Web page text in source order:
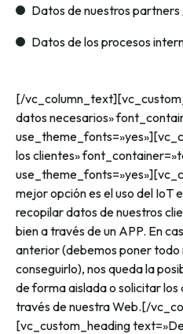
Datos de nuestros
Datos de los procesos
[/
datos necesarios»
los clientes»
mejor opción es el uso del IoT
recopilar datos de nuestros
bien a través de un APP. En
anterior (debemos poner todo
conseguirlo), nos queda la
de forma aislada o solicitar
través de nuestra Web.[/
[vc_custom_heading